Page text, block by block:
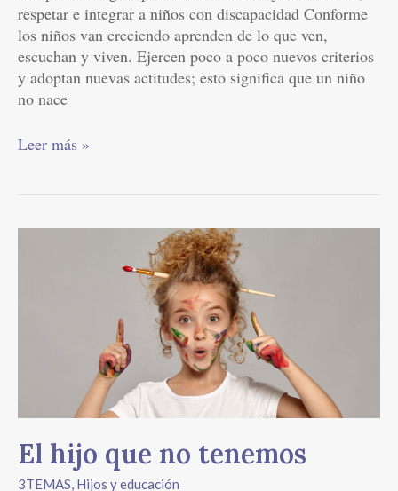
respetar e integrar a niños con discapacidad Conforme
los niños van creciendo aprenden de lo que ven,
escuchan y viven. Ejercen poco a poco nuevos criterios
y adoptan nuevas actitudes; esto significa que un niño
no nace
Leer más »
El hijo que no tenemos
3TEMAS, Hijos y educación